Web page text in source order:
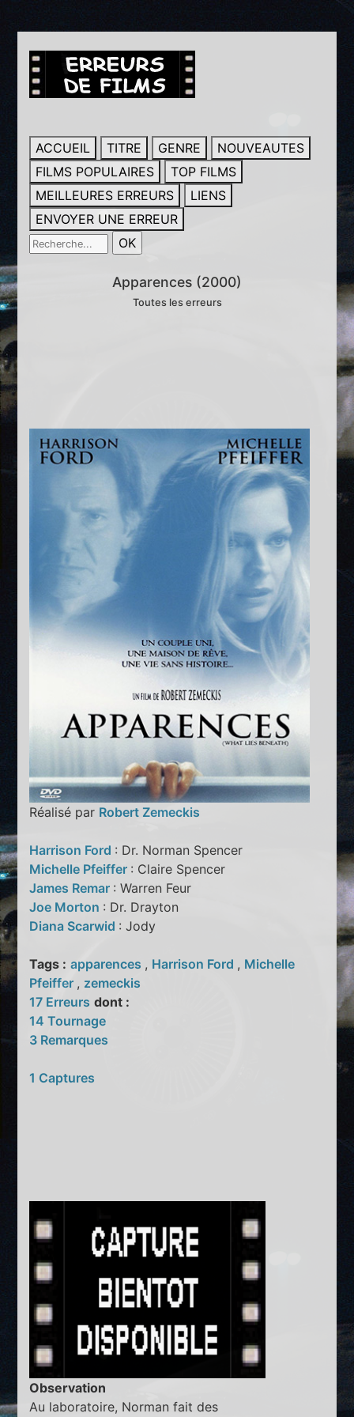
ACCUEIL TITRE GENRE
NOUVEAUTES
FILMS POPULAIRES
TOP FILMS
MEILLEURES ERREURS
LIENS
ENVOYER UNE ERREUR
Apparences (2000)
Toutes les erreurs
Réalisé par Robert Zemeckis
Harrison Ford : Dr. Norman Spencer
Michelle Pfeiffer : Claire Spencer
James Remar : Warren Feur
Joe Morton : Dr. Drayton
Diana Scarwid : Jody
Tags : apparences , Harrison Ford , Michelle
Pfeiffer , zemeckis
17 Erreurs dont :
14 Tournage
3 Remarques
1 Captures
Observation
Au laboratoire, Norman fait des